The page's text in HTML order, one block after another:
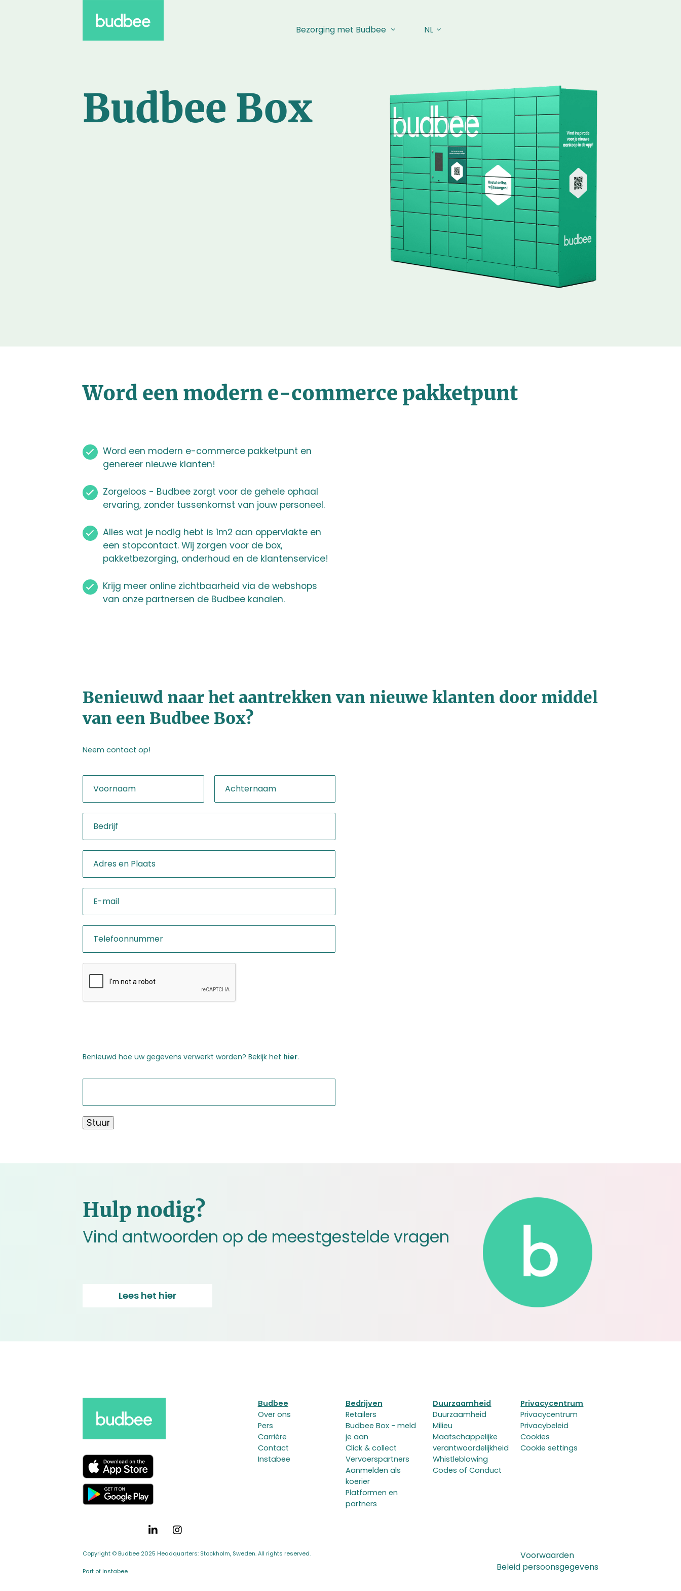
Bezorging met Budbee NL
Budbee Box
Word een modern e-commerce pakketpunt
Word een modern e-commerce pakketpunt en
genereer nieuwe klanten!
Zorgeloos - Budbee zorgt voor de gehele ophaal
ervaring, zonder tussenkomst van jouw personeel.
Alles wat je nodig hebt is 1m2 aan oppervlakte en
een stopcontact. Wij zorgen voor de box,
pakketbezorging, onderhoud en de klantenservice!
Krijg meer online zichtbaarheid via de webshops
van onze partnersen de Budbee kanalen.
Benieuwd naar het aantrekken van nieuwe klanten door middel
van een Budbee Box?
Neem contact op!
Benieuwd hoe uw gegevens verwerkt worden? Bekijk het hier.
Stuur
Hulp nodig?
Vind antwoorden op de meestgestelde vragen
Lees het hier
Budbee
Over ons
Pers
Carriére
Contact
Instabee
Bedrijven
Retailers
Budbee Box - meld
je aan
Click & collect
Vervoerspartners
Aanmelden als
koerier
Platformen en
partners
Duurzaamheid
Duurzaamheid
Milieu
Maatschappelijke
verantwoordelijkheid
Whistleblowing
Codes of Conduct
Privacycentrum
Privacycentrum
Privacybeleid
Cookies
Cookie settings
Copyright © Budbee 2025 Headquarters: Stockholm, Sweden. All rights reserved.
Part of Instabee
Voorwaarden
Beleid persoonsgegevens